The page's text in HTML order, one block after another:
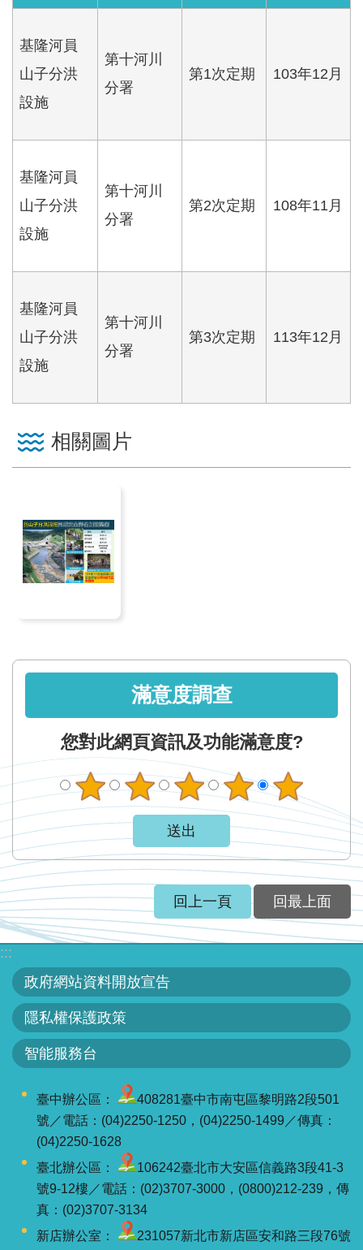
民
服
訊
服
務
關
於
網
站
導
回
首
頁
見
信
箱
問
答
廉
平
臺
平
專
區
English
RSS
互
動
交
網
基隆河員
山子分洪
設施
第十河川
分署
第1次定期 103年12月
基隆河員
山子分洪
設施
第十河川
分署
第2次定期 108年11月
基隆河員
山子分洪
設施
第十河川
分署
第3次定期 113年12月
相關圖片
滿意度調查
您對此網頁資訊及功能滿意度?
回上一頁 回最上面
:::
政府網站資料開放宣告
隱私權保護政策
智能服務台
臺中辦公區：
408281臺中市南屯區黎明路2段501
號／電話：(04)2250-1250，(04)2250-1499／傳真：
(04)2250-1628
臺北辦公區：
106242臺北市大安區信義路3段41-3
號9-12樓／電話：(02)3707-3000，(0800)212-239，傳
真：(02)3707-3134
新店辦公室：
231057新北市新店區安和路三段76號